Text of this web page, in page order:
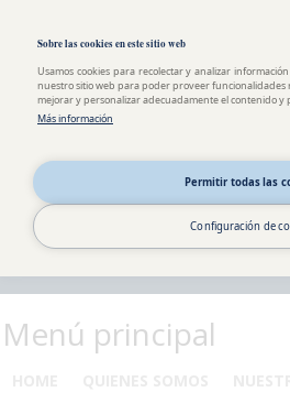
Sobre las cookies en este sitio web
Usamos cookies para recolectar y analizar
nuestro sitio web para poder proveer funcionalidades
mejorar y personalizar adecuadamente el contenido
Más información
Permitir todas las
Configuración de
Menú principal